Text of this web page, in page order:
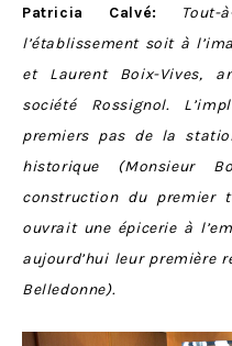
Patricia Calvé:
l’établissement soit à
et Laurent Boix-Vives,
société Rossignol.
premiers pas de la
historique (Monsieur
construction du premier
ouvrait une épicerie à
aujourd’hui leur première
Belledonne).